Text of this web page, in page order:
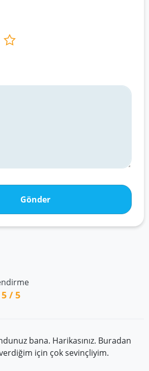
Gönder
5 /5
bana. Harikasınız. Buradan
için çok sevinçliyim.